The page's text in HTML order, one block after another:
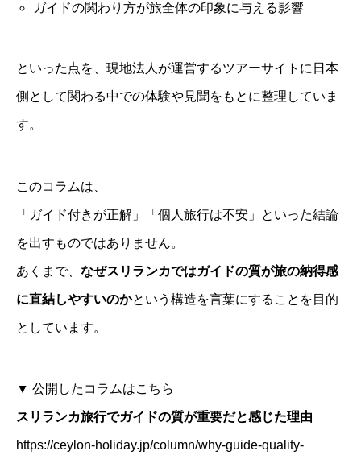
ガイドの関わり方が旅全体の印象に与える影響
といった点を、現地法人が運営するツアーサイトに日本
側として関わる中での体験や見聞をもとに整理していま
す。
このコラムは、
「ガイド付きが正解」「個人旅行は不安」といった結論
を出すものではありません。
あくまで、 なぜスリランカではガイドの質が旅の納得感
に直結しやすいのかという構造を言葉にすることを目的
としています。
▼ 公開したコラムはこちら
スリランカ旅行でガイドの質が重要だと感じた理由
https://ceylon-holiday.jp/column/why-guide-quality-